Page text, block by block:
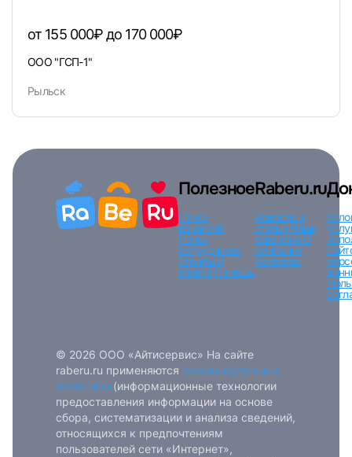
от 155 000₽ до 170 000₽
ООО "ГСП-1"
Рыльск
Полезное
Поиск
вакансий
Поиск
сотрудников
Тарифы и
оплата Помощь
Raberu.ru
Новости и
статьи Наши
вакансииО
компании
Контакты
© 2026 ООО «Айтисервис» На сайте
raberu.ru применяются рекомендательные
технологии (информационные технологии
предоставления информации на основе
сбора, систематизации и анализа сведений,
относящихся к предпочтениям
пользователей сети «Интернет»,